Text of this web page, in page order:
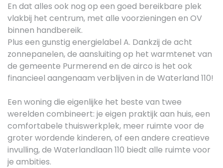
En dat alles ook nog op een goed bereikbare plek
vlakbij het centrum, met alle voorzieningen en OV
binnen handbereik.
Plus een gunstig energielabel A. Dankzij de acht
zonnepanelen, de aansluiting op het warmtenet van
de gemeente Purmerend en de airco is het ook
financieel aangenaam verblijven in de Waterland 110!
Een woning die eigenlijke het beste van twee
werelden combineert: je eigen praktijk aan huis, een
comfortabele thuiswerkplek, meer ruimte voor de
groter wordende kinderen, of een andere creatieve
invulling, de Waterlandlaan 110 biedt alle ruimte voor
je ambities.